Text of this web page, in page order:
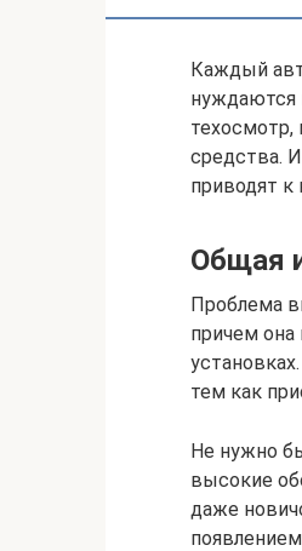
Каждый
нуждаются
техосмотр,
средства.
приводят к
Общая
Проблема
причем
тем как
Не нужно
высокие
даже